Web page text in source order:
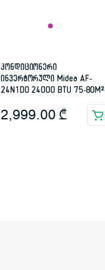
კონდიციონერი
ინვერტორული Midea AF-
24N1DO 24000 BTU 75-80M²
2,999.00 ₾